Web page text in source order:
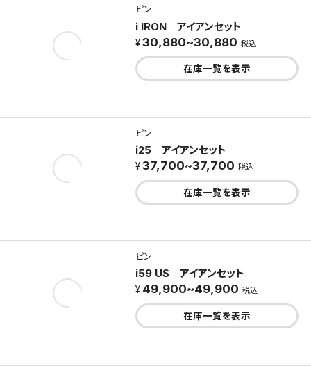
ピン
i IRON アイアンセット
30,880~30,880 税込
在庫一覧を表示
ピン
i25 アイアンセット
37,700~37,700 税込
在庫一覧を表示
ピン
i59 US アイアンセット
49,900~49,900 税込
在庫一覧を表示